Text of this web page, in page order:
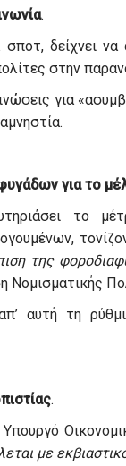
.
δείχνει να
στην
για
για το
το
της
Νομισματικής
αυτή τη
.
με